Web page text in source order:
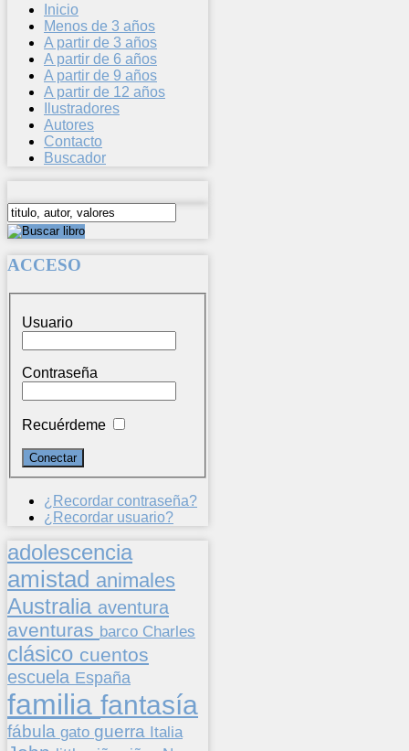
Inicio
Menos de 3 años
A partir de 3 años
A partir de 6 años
A partir de 9 años
A partir de 12 años
Ilustradores
Autores
Contacto
Buscador
ACCESO
Usuario
Contraseña
Recuérdeme
¿Recordar contraseña?
¿Recordar usuario?
adolescencia
amistad animales
Australia aventura
aventuras barco Charles
clásico cuentos
escuela España
familia fantasía
fábula gato guerra Italia